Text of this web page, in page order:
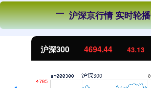
沪深京行情 实时轮播
沪深300 4694.44 43.13